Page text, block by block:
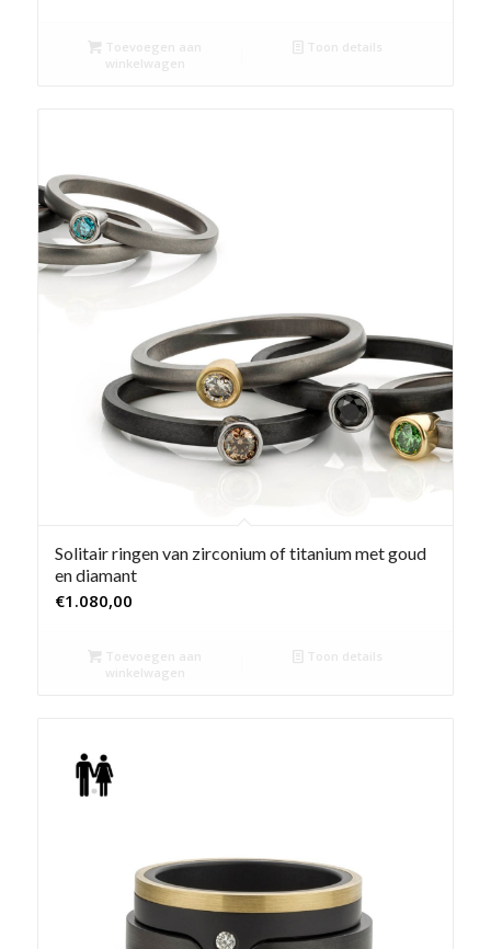
Toevoegen aan
winkelwagen
Toon details
Solitair ringen van zirconium of titanium met goud
en diamant
€1.080,00
Toevoegen aan
winkelwagen
Toon details